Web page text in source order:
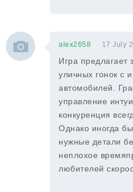
alex2658 17 July
Игра
уличных гонок с
автомобилей.
управление
конкуренция
Однако иногда
нужные детали
неплохое
любителей